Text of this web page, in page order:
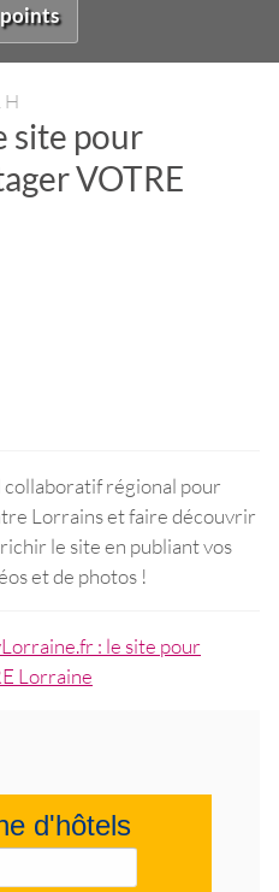
H
site pour
VOTRE
régional pour
Lorrains et faire découvrir
le site en publiant vos
et de photos !
: le site pour
Lorraine
d'hôtels